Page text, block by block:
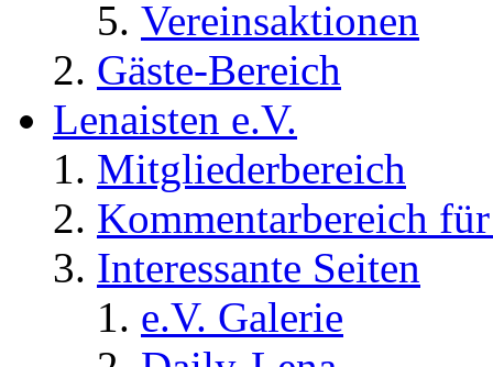
Vereinsaktionen
Gäste-Bereich
Lenaisten e.V.
Mitgliederbereich
Kommentarbereich
Interessante Seiten
e.V. Galerie